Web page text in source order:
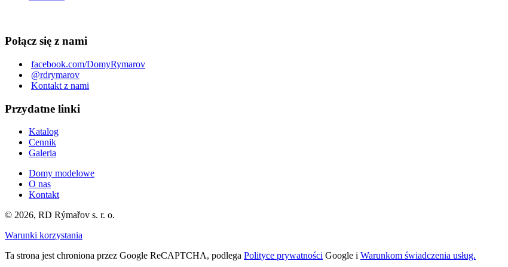
Połącz się z nami
facebook.com/DomyRymarov
@rdrymarov
Kontakt z nami
Przydatne linki
Katalog
Cennik
Galeria
Domy modelowe
O nas
Kontakt
© 2026, RD Rýmařov s. r. o.
Warunki korzystania
Ta strona jest chroniona przez Google ReCAPTCHA, podlega Polityce prywatności Google i Warunkom świadczenia usług.